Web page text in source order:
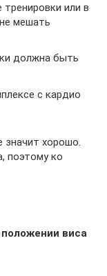
или в
мешать
должна быть
с кардио
значит хорошо.
поэтому ко
виса